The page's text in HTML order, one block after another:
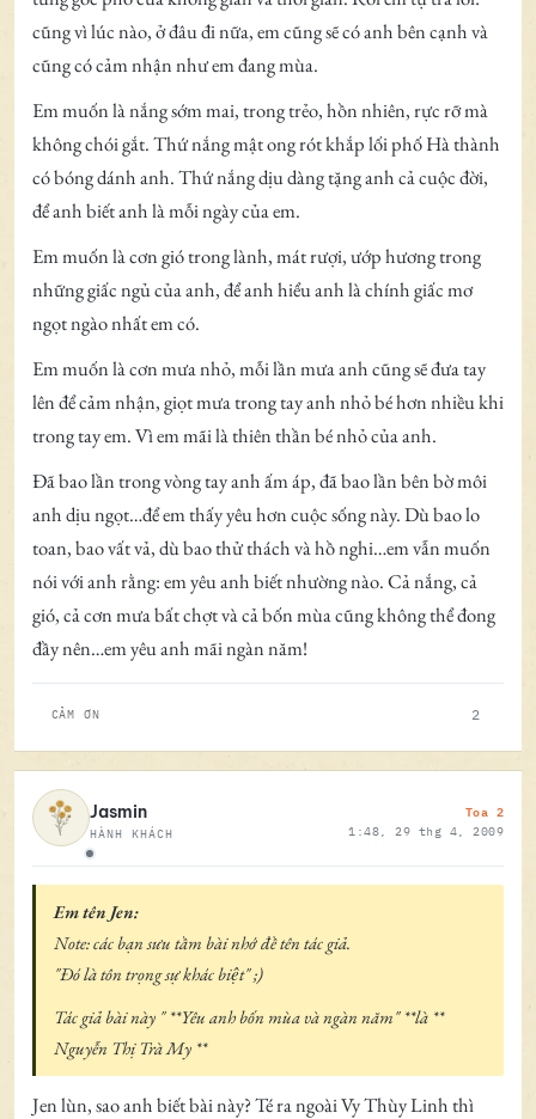
cũng vì lúc nào, ở đâu đi nữa, em cũng sẽ có anh bên cạnh và
cũng có cảm nhận như em đang mùa.
Em muốn là nắng sớm mai, trong trẻo, hồn nhiên, rực rỡ mà
không chói gắt. Thứ nắng mật ong rót khắp lối phố Hà thành
có bóng dánh anh. Thứ nắng dịu dàng tặng anh cả cuộc đời,
để anh biết anh là mỗi ngày của em.
Em muốn là cơn gió trong lành, mát rượi, ướp hương trong
những giấc ngủ của anh, để anh hiểu anh là chính giấc mơ
ngọt ngào nhất em có.
Em muốn là cơn mưa nhỏ, mỗi lần mưa anh cũng sẽ đưa tay
lên để cảm nhận, giọt mưa trong tay anh nhỏ bé hơn nhiều khi
trong tay em. Vì em mãi là thiên thần bé nhỏ của anh.
Đã bao lần trong vòng tay anh ấm áp, đã bao lần bên bờ môi
anh dịu ngọt…để em thấy yêu hơn cuộc sống này. Dù bao lo
toan, bao vất vả, dù bao thử thách và hồ nghi…em vẫn muốn
nói với anh rằng: em yêu anh biết nhường nào. Cả nắng, cả
gió, cả cơn mưa bất chợt và cả bốn mùa cũng không thể đong
đầy nên…em yêu anh mãi ngàn năm!
CẢM ƠN 2
Ngoại tuyến
Jasmin
HÀNH KHÁCH
Toa 2
1:48, 29 thg 4, 2009
Em tên Jen:
Note: các bạn sưu tầm bài nhớ đề tên tác giả.
"Đó là tôn trọng sự khác biệt" ;)
Tác giả bài này " **Yêu anh bốn mùa và ngàn năm" **là **
Nguyễn Thị Trà My **
Jen lùn, sao anh biết bài này? Té ra ngoài Vy Thùy Linh thì